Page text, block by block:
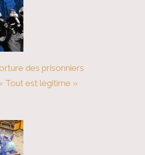
des prisonniers
Tout est légitime »